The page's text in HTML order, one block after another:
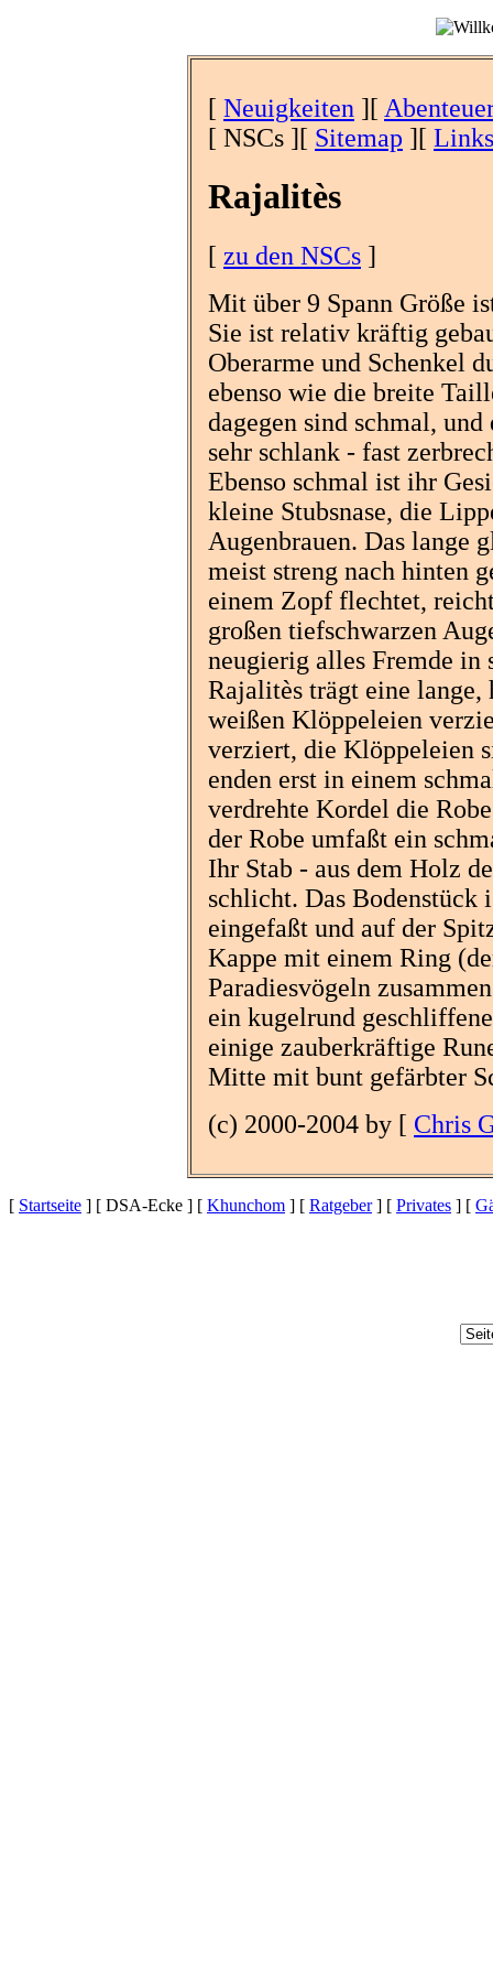
[ Neuigkeiten ][
[ NSCs ][ Sitemap ][ Links
Rajalitès
[ zu den NSCs ]
Mit über 9 Spann Größe
Sie ist relativ kräftig
Oberarme und Schenkel
ebenso wie die breite
dagegen sind schmal,
sehr schlank - fast
Ebenso schmal ist ihr
kleine Stubsnase, die
Augenbrauen. Das lange
meist streng nach hinten
einem Zopf flechtet,
großen tiefschwarzen
neugierig alles Fremde in
Rajalitès trägt eine
weißen Klöppeleien
verziert, die Klöppeleien
enden erst in einem
verdrehte Kordel die
der Robe umfaßt ein
Ihr Stab - aus dem Holz
schlicht. Das Bodenstück
eingefaßt und auf der
Kappe mit einem Ring
Paradiesvögeln
ein kugelrund
einige zauberkräftige
Mitte mit bunt gefärbter
(c) 2000-2004 by [ Chris
[ Startseite ] [ DSA-Ecke ] [ Khunchom ] [ Ratgeber] [ Privates ] [